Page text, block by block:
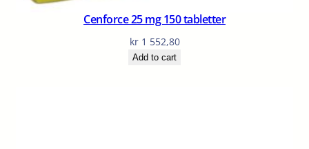
Cenforce 25 mg 150 tabletter
kr1 552,80
Add to cart